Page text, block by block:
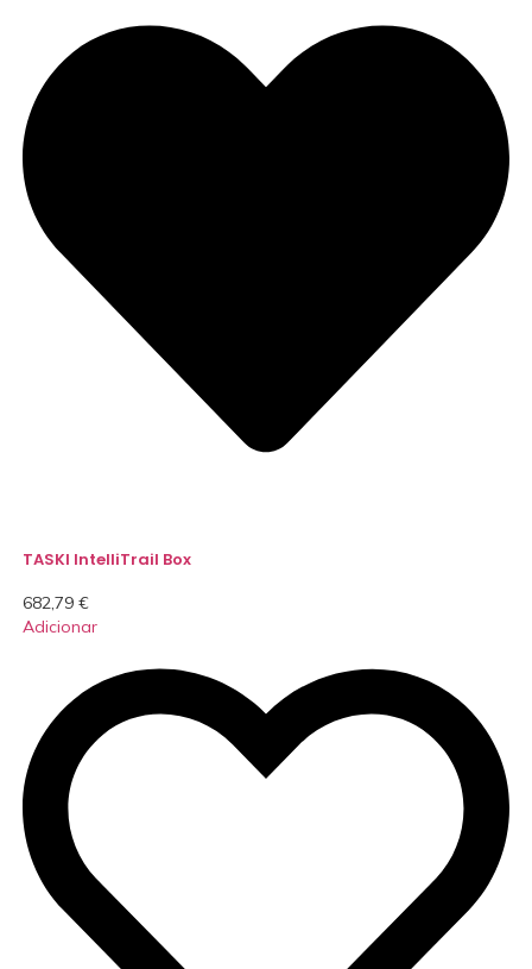
TASKI IntelliTrail Box
682,79 €
Adicionar